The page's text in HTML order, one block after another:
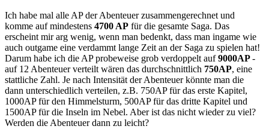
Ich habe mal alle AP der Abenteuer zusammengerechnet und
komme auf mindestens 4700 AP für die gesamte Saga. Das
erscheint mir arg wenig, wenn man bedenkt, dass man ingame wie
auch outgame eine verdammt lange Zeit an der Saga zu spielen hat!
Darum habe ich die AP probeweise grob verdoppelt auf9000AP-
auf 12 Abenteuer verteilt wären das durchschnittlich 750AP, eine
stattliche Zahl. Je nach Intensität der Abenteuer könnte man die
dann unterschiedlich verteilen, z.B. 750AP für das erste Kapitel,
1000AP für den Himmelsturm, 500AP für das dritte Kapitel und
1500AP für die Inseln im Nebel. Aber ist das nicht wieder zu viel?
Werden die Abenteuer dann zu leicht?